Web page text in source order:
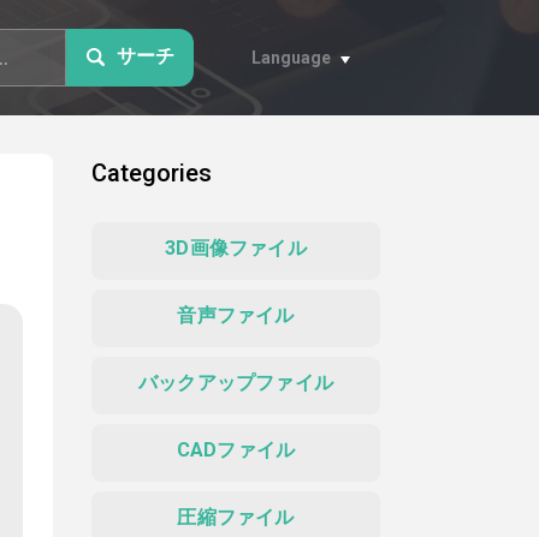
サーチ Language
Categories
3D画像ファイル
音声ファイル
バックアップファイル
CADファイル
圧縮ファイル